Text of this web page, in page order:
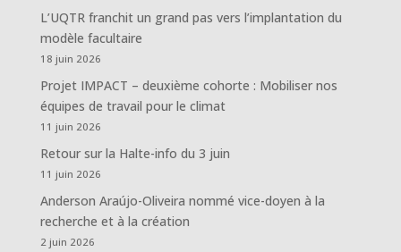
L’UQTR franchit un grand pas vers l’implantation du
modèle facultaire
18 juin 2026
Projet IMPACT – deuxième cohorte : Mobiliser nos
équipes de travail pour le climat
11 juin 2026
Retour sur la Halte-info du 3 juin
11 juin 2026
Anderson Araújo-Oliveira nommé vice-doyen à la
recherche et à la création
2 juin 2026